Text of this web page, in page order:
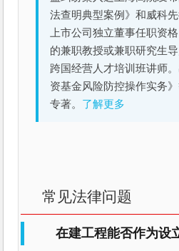
法查明典型案例》和威科
上市公司独立董事任职资
的兼职教授或兼职研究生
跨国经营人才培训班讲师
资基金风险防控操作实务
专著。 了解更多
常见法律问题
在建工程能否作为设